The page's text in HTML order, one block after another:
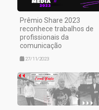
Prêmio Share 2023
reconhece trabalhos de
profissionais da
comunicação
27/11/2023